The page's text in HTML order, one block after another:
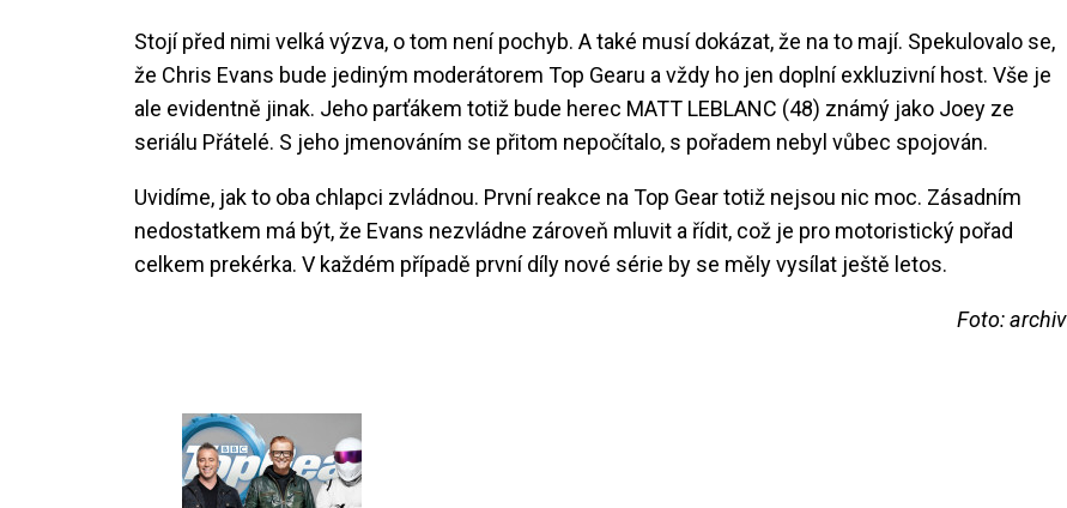
Stojí před nimi velká výzva, o tom není pochyb. A také musí dokázat, že na to mají. Spekulovalo se,
že Chris Evans bude jediným moderátorem Top Gearu a vždy ho jen doplní exkluzivní host. Vše je
ale evidentně jinak. Jeho parťákem totiž bude herec MATT LEBLANC (48) známý jako Joey ze
seriálu Přátelé. S jeho jmenováním se přitom nepočítalo, s pořadem nebyl vůbec spojován.
Uvidíme, jak to oba chlapci zvládnou. První reakce na Top Gear totiž nejsou nic moc. Zásadním
nedostatkem má být, že Evans nezvládne zároveň mluvit a řídit, což je pro motoristický pořad
celkem prekérka. V každém případě první díly nové série by se měly vysílat ještě letos.
Foto: archiv